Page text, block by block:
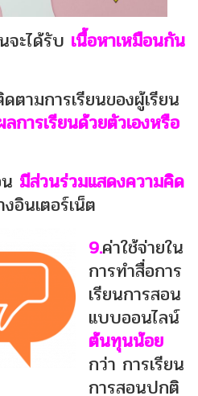
จะได้รับ เนื้อหาเหมือนกัน
ตามการเรียนของผู้เรียน
การเรียนด้วยตัวเองหรือ
มีส่วนร่วมแสดงความคิด
อินเตอร์เน็ต
9.ค่าใช้จ่ายใน
การทำสื่อการ
เรียนการสอน
แบบออนไลน์
ต้นทุนน้อย
กว่า การเรียน
การสอนปกติ